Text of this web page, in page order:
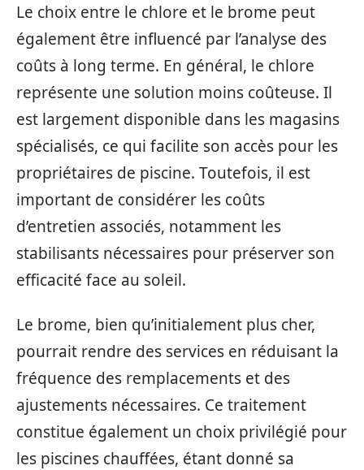
Le choix entre le chlore et le brome peut
également être influencé par l’analyse des
coûts à long terme. En général, le chlore
représente une solution moins coûteuse. Il
est largement disponible dans les magasins
spécialisés, ce qui facilite son accès pour les
propriétaires de piscine. Toutefois, il est
important de considérer les coûts
d’entretien associés, notamment les
stabilisants nécessaires pour préserver son
efficacité face au soleil.
Le brome, bien qu’initialement plus cher,
pourrait rendre des services en réduisant la
fréquence des remplacements et des
ajustements nécessaires. Ce traitement
constitue également un choix privilégié pour
les piscines chauffées, étant donné sa